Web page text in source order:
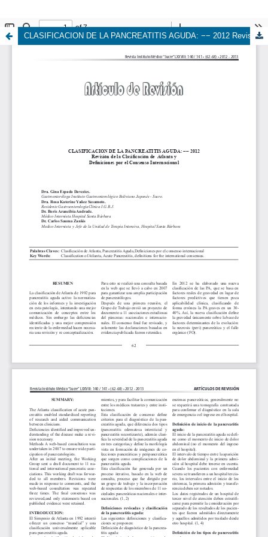
CLASIFICACION DE LA PANCREATITIS AGUDA: −− 2012 Revisión de la Clasificación de Atlanta y Definiciones por el Consenso Internacional